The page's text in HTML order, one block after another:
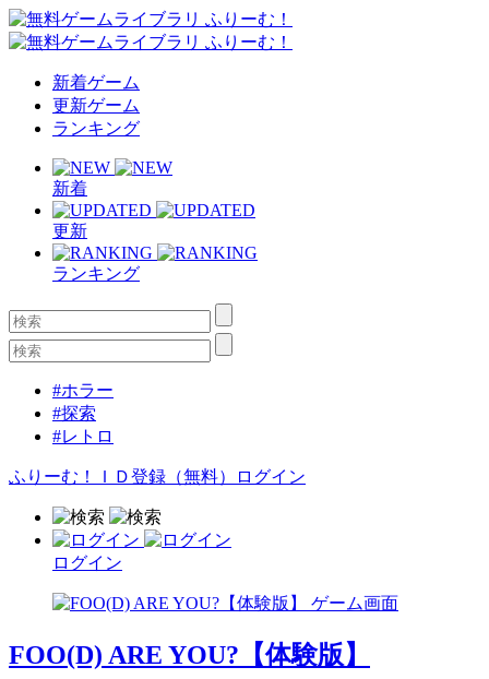
新着ゲーム
更新ゲーム
ランキング
新着
更新
ランキング
#ホラー
#探索
#レトロ
ふりーむ！ＩＤ登録（無料） ログイン
ログイン
FOO(D) ARE YOU?【体験版】